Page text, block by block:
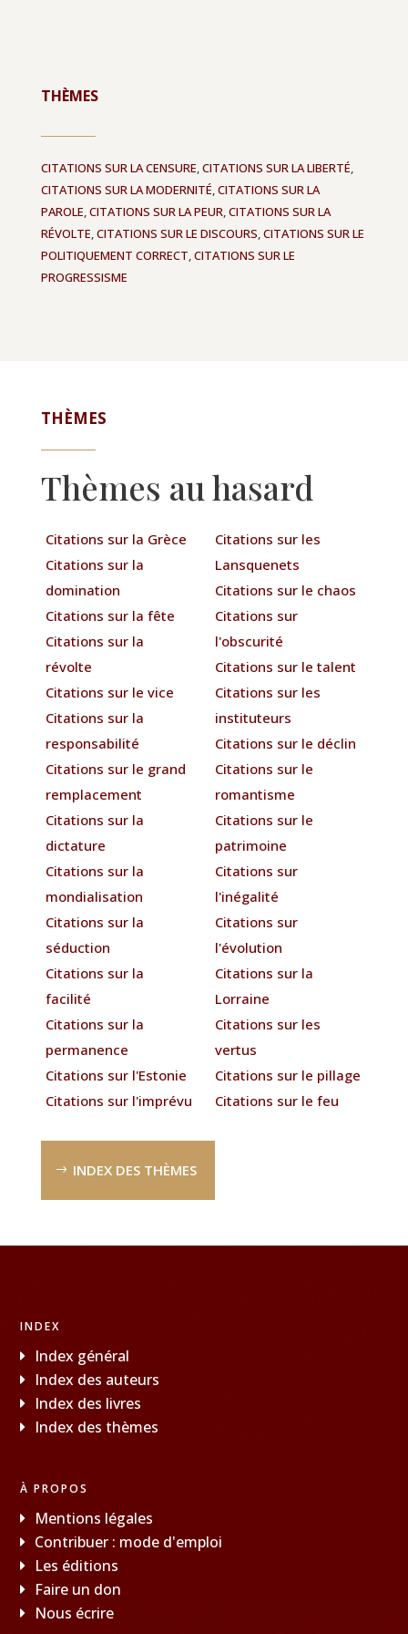
THÈMES
CITATIONS SUR LA CENSURE,CITATIONS SUR LA LIBERTÉ,
CITATIONS SUR LA MODERNITÉ,CITATIONS SUR LA
PAROLE,CITATIONS SUR LA PEUR,CITATIONS SUR LA
RÉVOLTE,CITATIONS SUR LE DISCOURS,CITATIONS SUR LE
POLITIQUEMENT CORRECT,CITATIONS SUR LE
PROGRESSISME
THÈMES
Thèmes au hasard
Citations sur la Grèce
Citations sur la
domination
Citations sur la fête
Citations sur la
révolte
Citations sur le vice
Citations sur la
responsabilité
Citations sur le grand
remplacement
Citations sur la
dictature
Citations sur la
mondialisation
Citations sur la
séduction
Citations sur la
facilité
Citations sur la
permanence
Citations sur l'Estonie
Citations sur l'imprévu
Citations sur les
Lansquenets
Citations sur le chaos
Citations sur
l'obscurité
Citations sur le talent
Citations sur les
instituteurs
Citations sur le déclin
Citations sur le
romantisme
Citations sur le
patrimoine
Citations sur
l'inégalité
Citations sur
l'évolution
Citations sur la
Lorraine
Citations sur les
vertus
Citations sur le pillage
Citations sur le feu
INDEX DES THÈMES
INDEX
Index général
Index des auteurs
Index des livres
Index des thèmes
À PROPOS
Mentions légales
Contribuer : mode d'emploi
Les éditions
Faire un don
Nous écrire